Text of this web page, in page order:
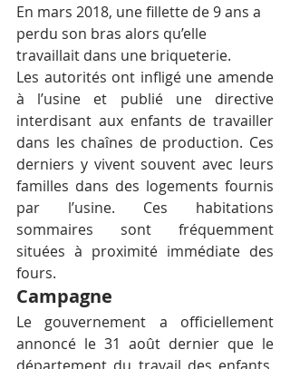
En mars 2018, une fillette de 9 ans a
perdu son bras alors qu’elle
travaillait dans une briqueterie.
Les autorités ont infligé une amende
à l’usine et publié une directive
interdisant aux enfants de travailler
dans les chaînes de production. Ces
derniers y vivent souvent avec leurs
familles dans des logements fournis
par l’usine. Ces habitations
sommaires sont fréquemment
situées à proximité immédiate des
fours.
Campagne
Le gouvernement a officiellement
annoncé le 31 août dernier que le